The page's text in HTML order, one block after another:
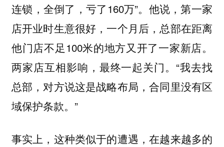
连锁，全倒了，亏了160万”。他说，第一家
店开业时生意很好，一个月后，总部在距离
他门店不足100米的地方又开了一家新店。
两家店互相影响，最终一起关门。“我去找
总部，对方说这是战略布局，合同里没有区
域保护条款。”
事实上，这种类似于的遭遇，在越来越多的